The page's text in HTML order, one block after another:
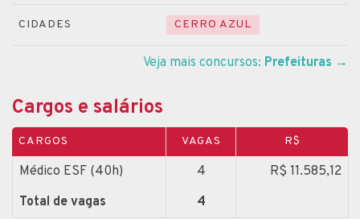
CIDADES CERRO AZUL
Veja mais concursos: Prefeituras →
Cargos e salários
CARGOS VAGAS R$
Médico ESF (40h) 4
R$ 11.585,12
Total de vagas
4